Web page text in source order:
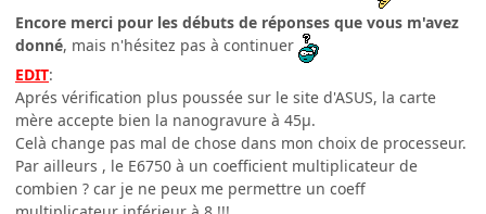
Encore merci pour les débuts de réponses que vous m'avez
donné, mais n'hésitez pas à continuer
EDIT:
Aprés vérification plus poussée sur le site d'ASUS, la carte
mère accepte bien la nanogravure à 45µ.
Celà change pas mal de chose dans mon choix de processeur.
Par ailleurs , le E6750 à un coefficient multiplicateur de
combien ? car je ne peux me permettre un coeff